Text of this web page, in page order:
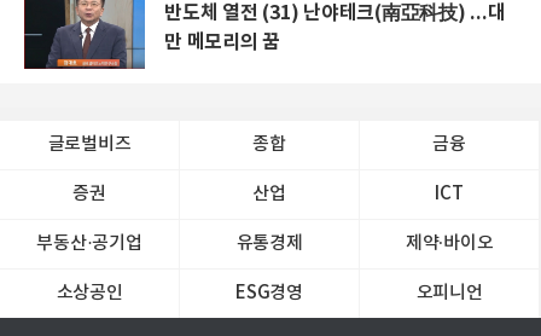
반도체 열전 (31) 난야테크(南亞科技) ...대
만 메모리의 꿈
글로벌비즈 종합 금융
증권 산업 ICT
부동산·공기업 유통경제 제약∙바이오
소상공인 ESG경영 오피니언